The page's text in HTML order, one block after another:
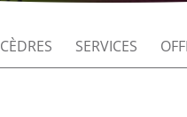
CÈDRES SERVICES